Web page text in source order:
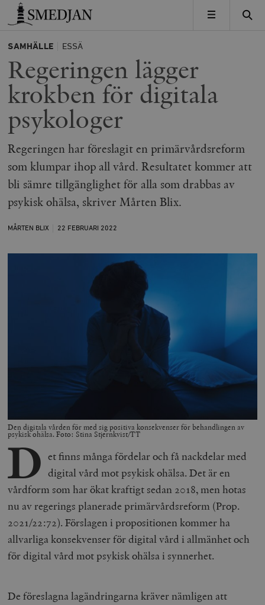
Timbro
MENY
SAMHÄLLE ESSÄ
Regeringen lägger
krokben för digitala
psykologer
Regeringen har föreslagit en primärvårdsreform
som klumpar ihop all vård. Resultatet kommer att
bli sämre tillgänglighet för alla som drabbas av
psykisk ohälsa, skriver Mårten Blix.
MÅRTEN BLIX 22 FEBRUARI 2022
Den digitala vården för med sig positiva konsekvenser för behandlingen av
psykisk ohälsa. Foto: Stina Stjernkvist/TT
D et finns många fördelar och få nackdelar med
digital vård mot psykisk ohälsa. Det är en
vårdform som har ökat kraftigt sedan 2018, men hotas
nu av regerings planerade primärvårdsreform (Prop.
2021/22:72). Förslagen i propositionen kommer ha
allvarliga konsekvenser för digital vård i allmänhet och
för digital vård mot psykisk ohälsa i synnerhet.
De föreslagna lagändringarna kräver nämligen att